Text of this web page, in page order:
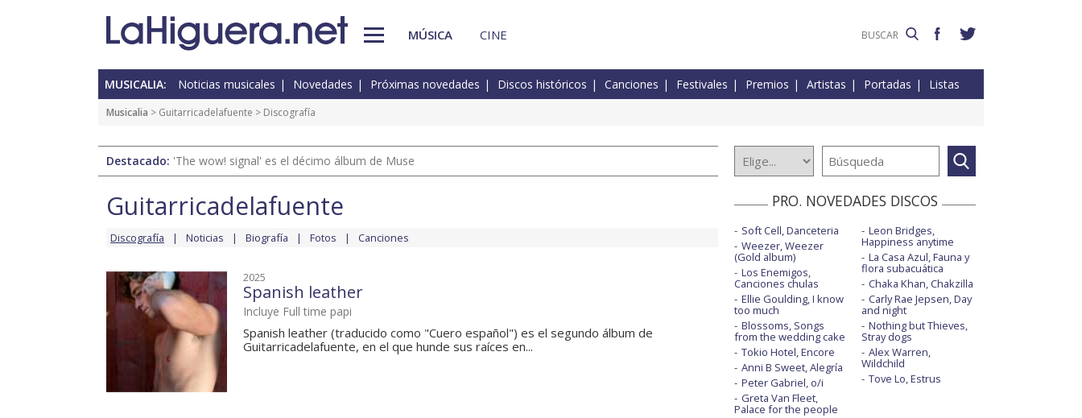
MÚSICA CINE
MUSICALIA: Noticias musicales Novedades Próximas novedades Discos históricos Canciones Festivales Premios Artistas Portadas Listas
Musicalia > Guitarricadelafuente > Discografía
Destacado: 'The wow! signal' es el décimo álbum de Muse
Guitarricadelafuente
Discografía Noticias Biografía Fotos Canciones
2025
Spanish leather
Incluye Full time papi
Spanish leather (traducido como "Cuero español") es el segundo álbum de
Guitarricadelafuente, en el que hunde sus raíces en...
PRO. NOVEDADES DISCOS
Soft Cell, Danceteria
Weezer, Weezer
(Gold album)
Los Enemigos,
Canciones chulas
Ellie Goulding, I know
too much
Blossoms, Songs
from the wedding cake
Tokio Hotel, Encore
Anni B Sweet, Alegría
Peter Gabriel, o/i
Greta Van Fleet,
Palace for the people
Leon Bridges,
Happiness anytime
La Casa Azul, Fauna y
flora subacuática
Chaka Khan, Chakzilla
Carly Rae Jepsen, Day
and night
Nothing but Thieves,
Stray dogs
Alex Warren,
Wildchild
Tove Lo, Estrus